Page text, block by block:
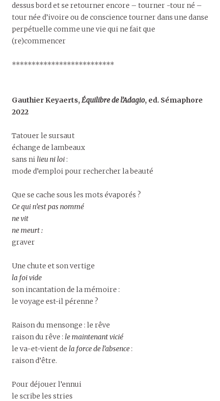
dessus bord et se retourner encore – tourner -tour né –
tour née d’ivoire ou de conscience tourner dans une danse
perpétuelle comme une vie qui ne fait que
(re)commencer
**************************
Gauthier Keyaerts, Équilibre de l’Adagio, ed. Sémaphore
2022
Tatouer le sursaut
échange de lambeaux
sans nilieu ni loi:
mode d’emploi pour rechercher la beauté
Que se cache sous les mots évaporés ?
Ce qui n’est pas nommé
ne vit
ne meurt :
graver
Une chute et son vertige
la foi vide
son incantation de la mémoire :
le voyage est-il pérenne ?
Raison du mensonge : le rêve
raison du rêve : le maintenant vicié
le va-et-vient de la force de l’absence:
raison d’être.
Pour déjouer l’ennui
le scribe les stries